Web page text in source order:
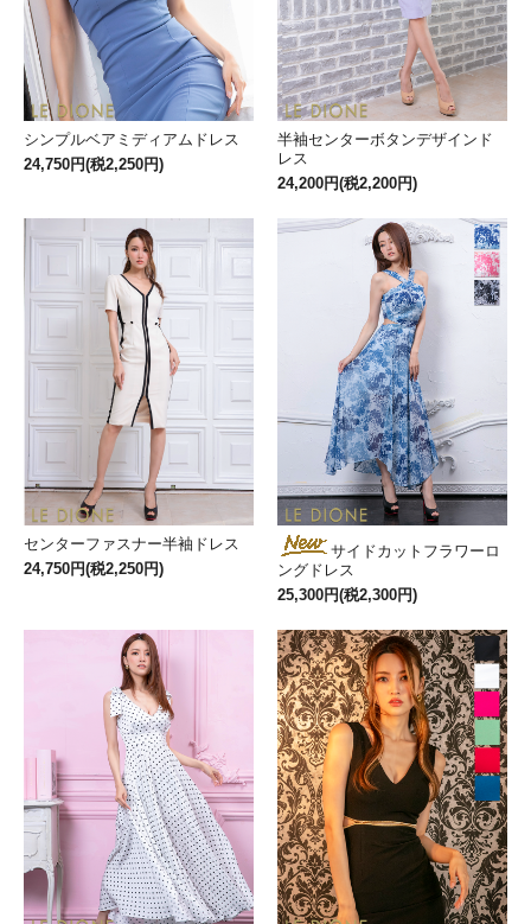
シンプルベアミディアムドレス
24,750円(税2,250円)
半袖センターボタンデザインド
レス
24,200円(税2,200円)
センターファスナー半袖ドレス
24,750円(税2,250円)
サイドカットフラワーロ
ングドレス
25,300円(税2,300円)